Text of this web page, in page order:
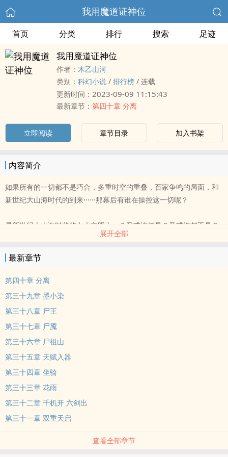
我用魔道证神位
首页 分类 排行 搜索 足迹
我用魔道证神位
作者： 木乙山河
类别： 科幻小说 / 排行榜 / 连载
更新时间： 2023-09-09 11:15:43
最新章节： 第四十章 分离
立即阅读 章节目录 加入书架
内容简介
如果所有的一切都不是巧合，多重时空的重叠，百家争鸣的局面，和
新世纪大山海时代的到来······那幕后有谁在操控这一切呢？
是新世纪大山海时代的七大文明之一？又或许都是？又或许都不是？
在他们背后，是否还有一双手在操控着一切？
究竟是怎样的局？需要重叠数百个时空？为什么要设如此大的局？以
穹宇苍生为局，这样的手笔，所谋为何？
展开全部
最新章节
第四十章 分离
第三十九章 墨小染
第三十八章 尸王
第三十七章 尸魇
第三十六章 尸祖山
第三十五章 天赋入器
第三十四章 坐骑
第三十三章 花雨
第三十二章 千机开 六剑出
第三十一章 双重天启
查看全部章节